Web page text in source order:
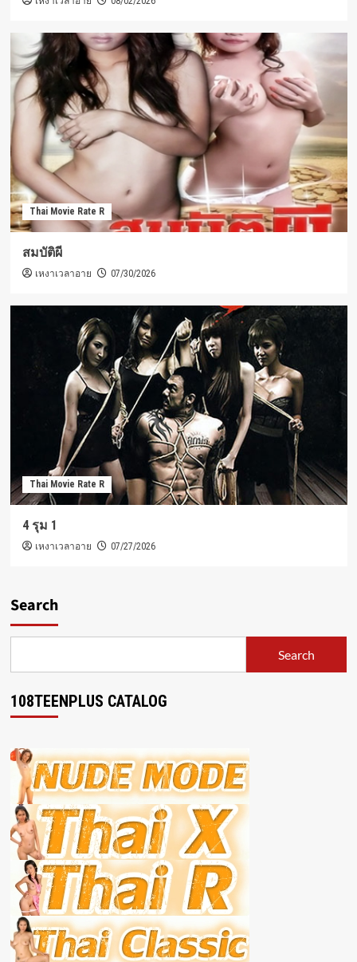
Thai Movie Rate R
สมบัติผี
เหงาเวลาอาย 07/30/2026
Thai Movie Rate R
4 รุม 1
เหงาเวลาอาย 07/27/2026
Search
Search
108TEENPLUS CATALOG